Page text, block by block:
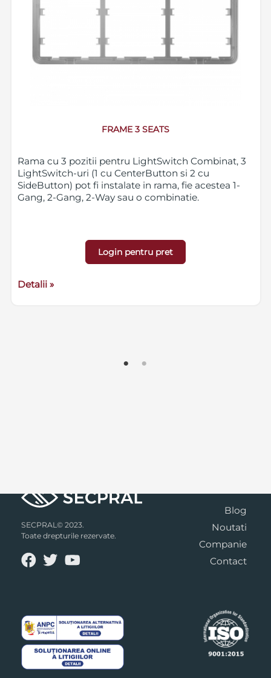
FRAME 3 SEATS
Rama cu 3 pozitii pentru LightSwitch Combinat, 3
LightSwitch-uri (1 cu CenterButton si 2 cu
SideButton) pot fi instalate in rama, fie acestea 1-
Gang, 2-Gang, 2-Way sau o combinatie.
Login pentru pret
Detalii »
SECPRAL© 2023.
Toate drepturile rezervate.
Blog
Noutati
Companie
Contact